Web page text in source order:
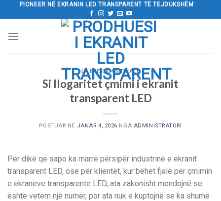
tek
PIONEER NË EKRANIN LED TRANSPARENT TË TEJDUKSHËM
LAJME INDUSTRIALE
Si llogaritet çmimi i ekranit
transparent LED
POSTUAR NE JANAR 4, 2026 NGA ADMINISTRATORI
Për dikë që sapo ka marrë përsipër industrinë e ekranit
transparent LED, ose për klientët, kur bëhet fjalë për çmimin
e ekraneve transparente LED, ata zakonisht mendojnë se
është vetëm një numër, por ata nuk e kuptojnë se ka shumë